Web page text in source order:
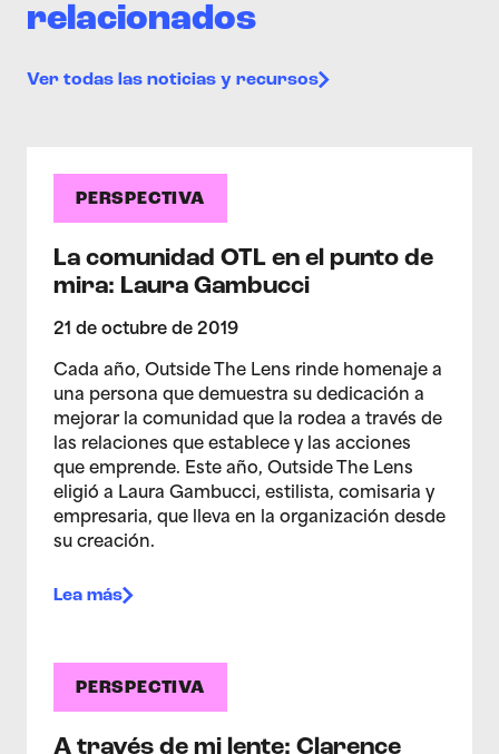
relacionados
Ver todas las noticias y recursos
PERSPECTIVA
La comunidad OTL en el punto de
mira: Laura Gambucci
21 de octubre de 2019
Cada año, Outside The Lens rinde homenaje a
una persona que demuestra su dedicación a
mejorar la comunidad que la rodea a través de
las relaciones que establece y las acciones
que emprende. Este año, Outside The Lens
eligió a Laura Gambucci, estilista, comisaria y
empresaria, que lleva en la organización desde
su creación.
Lea más
PERSPECTIVA
A través de mi lente: Clarence